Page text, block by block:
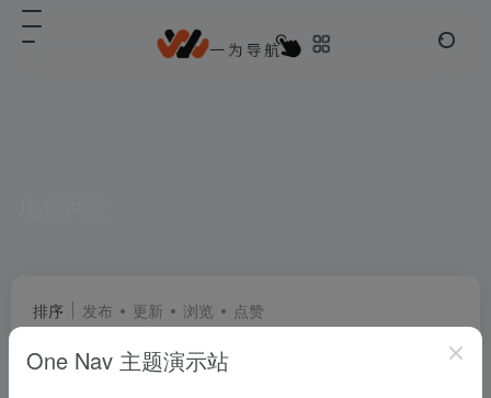
排序 发布 更新 浏览 点赞
One Nav 主题演示站